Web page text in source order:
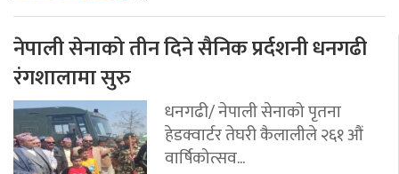
नेपाली सेनाको तीन दिने सैनिक प्रर्दशनी धनगढी
रंगशालामा सुरु
धनगढी/ नेपाली सेनाको पृतना
हेडक्वार्टर तेघरी कैलालीले २६१ औं
वार्षिकोत्सव...